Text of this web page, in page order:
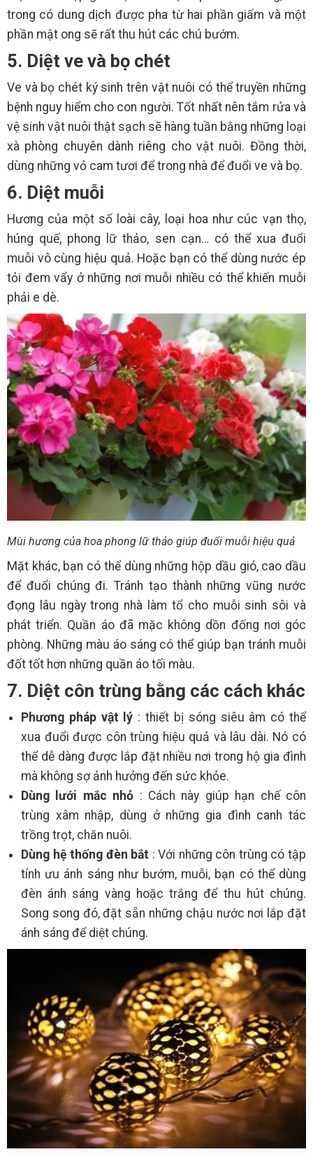
trong có dung dịch được pha từ hai phần giấm và một
phần mật ong sẽ rất thu hút các chú bướm.
5. Diệt ve và bọ chét
Ve và bọ chét ký sinh trên vật nuôi có thể truyền những
bệnh nguy hiểm cho con người. Tốt nhất nên tắm rửa và
vệ sinh vật nuôi thật sạch sẽ hàng tuần bằng những loại
xà phòng chuyên dành riêng cho vật nuôi. Đồng thời,
dùng những vỏ cam tươi để trong nhà để đuổi ve và bọ.
6. Diệt muỗi
Hương của một số loài cây, loại hoa như cúc vạn thọ,
húng quế, phong lữ thảo, sen cạn… có thể xua đuổi
muỗi vô cùng hiệu quả. Hoặc bạn có thể dùng nước ép
tỏi đem vẩy ở những nơi muỗi nhiều có thể khiến muỗi
phải e dè.
Mùi hương của hoa phong lữ thảo giúp đuổi muỗi hiệu quả
Mặt khác, bạn có thể dùng những hộp dầu gió, cao dầu
để đuổi chúng đi. Tránh tạo thành những vũng nước
đọng lâu ngày trong nhà làm tổ cho muỗi sinh sôi và
phát triển. Quần áo đã mặc không dồn đống nơi góc
phòng. Những màu áo sáng có thể giúp bạn tránh muỗi
đốt tốt hơn những quần áo tối màu.
7. Diệt côn trùng bằng các cách khác
Phương pháp vật lý : thiết bị sóng siêu âm có thể
xua đuổi được côn trùng hiệu quả và lâu dài. Nó có
thể dễ dàng được lắp đặt nhiều nơi trong hộ gia đình
mà không sợ ảnh hưởng đến sức khỏe.
Dùng lưới mắc nhỏ : Cách này giúp hạn chế côn
trùng xâm nhập, dùng ở những gia đình canh tác
trồng trọt, chăn nuôi.
Dùng hệ thống đèn bắt : Với những côn trùng có tập
tính ưu ánh sáng như bướm, muỗi, bạn có thể dùng
đèn ánh sáng vàng hoặc trắng để thu hút chúng.
Song song đó, đặt sẵn những chậu nước nơi lắp đặt
ánh sáng để diệt chúng.